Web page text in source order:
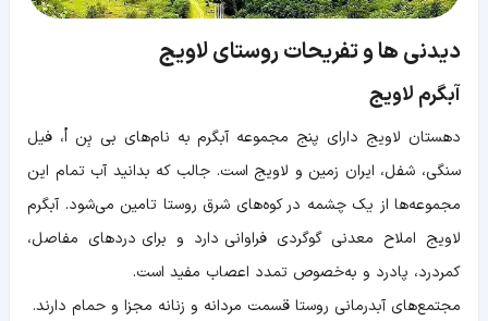
دیدنی ها و تفریحات روستای لاویج
آبگرم‌ لاویج
دهستان لاویج دارای پنج مجموعه آبگرم به نام‌های بی بِن اُ، فیل
سنگی، شفل، ایران زمین و لاویج است. جالب که بدانید آب تمام این
مجموعه‌ها از یک چشمه در کوه‌های شرق روستا تامین می‌شود. آبگرم
لاویج املاح معدنی گوگردی فراوانی دارد و برای دردهای مفاصل،
کمردرد، پادرد و به‌خصوص تمدد اعصاب مفید است.
مجتمع‌های آبدرمانی روستا قسمت مردانه و زنانه مجزا و حمام دارند.